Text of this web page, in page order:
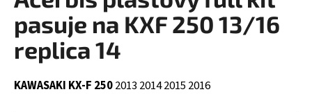
0,0
out
of
stars.
pasuje na KXF 250 13/16
replica 14
KAWASAKI KX-F 2502013 20142015 2016
i
n
g
o